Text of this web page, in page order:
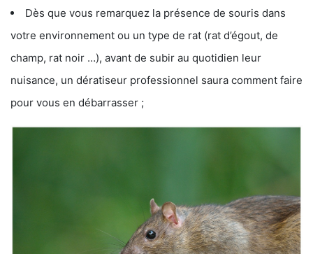
Dès que vous remarquez la présence de souris dans
votre environnement ou un type de rat (rat d’égout, de
champ, rat noir …), avant de subir au quotidien leur
nuisance, un dératiseur professionnel saura comment faire
pour vous en débarrasser ;